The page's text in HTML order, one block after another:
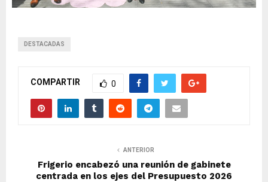
DESTACADAS
COMPARTIR 0
ANTERIOR
Frigerio encabezó una reunión de gabinete
centrada en los ejes del Presupuesto 2026